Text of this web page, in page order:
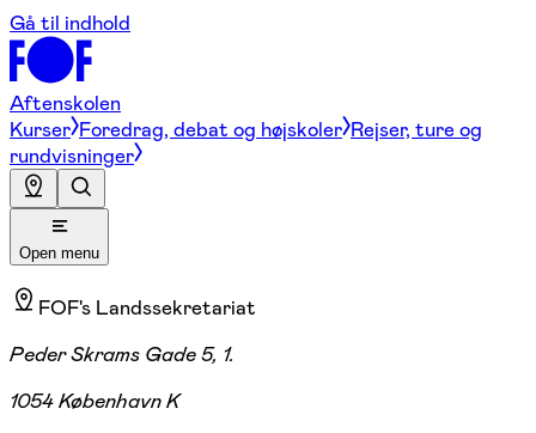
Gå til indhold
Aftenskolen
Kurser Foredrag, debat og højskoler Rejser, ture og
rundvisninger
Open menu
FOF's Landssekretariat
Peder Skrams Gade 5, 1.
1054 København K